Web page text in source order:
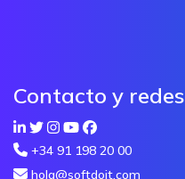
Contacto y redes
+34 91 198 20 00
hola@softdoit.com